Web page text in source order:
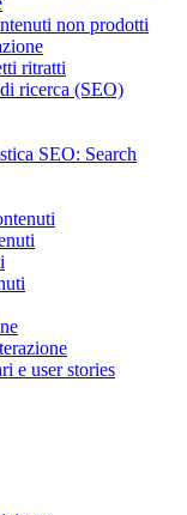
non prodotti
ritratti
ricerca (SEO)
SEO: Search
e user stories